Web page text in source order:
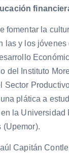
fomentar la
las y los jóvenes
del Instituto
Sector
plática a
la Universidad
(Upemor).
Capitán